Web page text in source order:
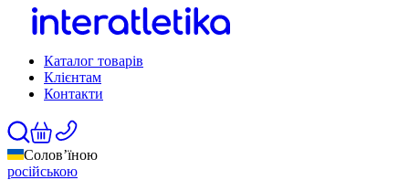
Каталог товарів
Клієнтам
Контакти
Солов’їною
російською